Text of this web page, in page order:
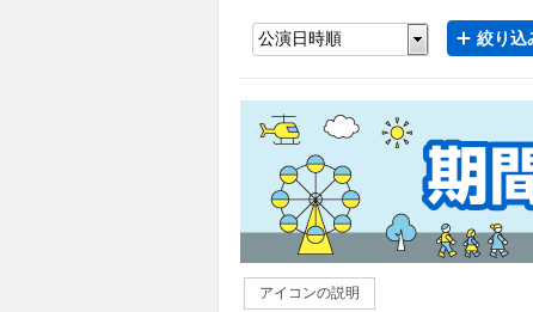
絞り込
アイコンの説明